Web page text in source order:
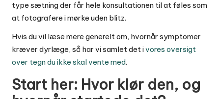
type sætning der får hele konsultationen til at føles som
at fotografere i mørke uden blitz.
Hvis du vil læse mere generelt om, hvornår symptomer
kræver dyrlæge, så har vi samlet det ivores oversigt
over tegn du ikke skal vente med.
Start her: Hvor klør den, og